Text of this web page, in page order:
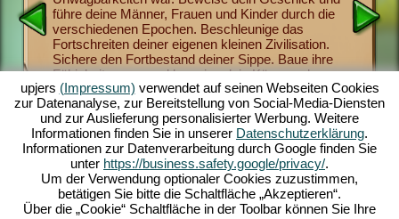
lustig
leicht
auf
führe deine Männer, Frauen und Kinder durch die
verschiedenen Epochen. Beschleunige das
Fortschreiten deiner eigenen kleinen Zivilisation.
Sichere den Fortbestand deiner Sippe. Baue ihre
Fähigkeiten aus und beweise dein Können als
tatkräftiger Anführer. Das unterhaltsame
Steinzeitspiel bietet dir umfangreiche
Gestaltungsmöglichkeiten, herausragende
Grafiken im 3D-Comic-Stil sowie spannende
Aufgaben und Missionen, die du mit deiner Sippe
meisterst. Spiel jetzt mit!
stelle
Stamm.
und
upjers (Impressum) verwendet auf seinen Webseiten Cookies
zur Datenanalyse, zur Bereitstellung von Social-Media-Diensten
und zur Auslieferung personalisierter Werbung. Weitere
Informationen finden Sie in unserer Datenschutzerklärung.
Informationen zur Datenverarbeitung durch Google finden Sie
unter https://business.safety.google/privacy/.
Um der Verwendung optionaler Cookies zuzustimmen,
betätigen Sie bitte die Schaltfläche „Akzeptieren“.
Über die „Cookie“ Schaltfläche in der Toolbar können Sie Ihre